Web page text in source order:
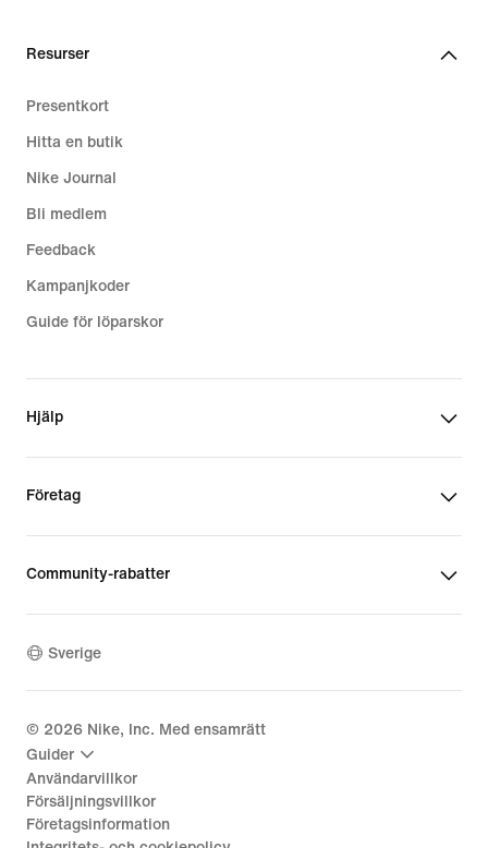
Resurser
Presentkort
Hitta en butik
Nike Journal
Bli medlem
Feedback
Kampanjkoder
Guide för löparskor
Hjälp
Företag
Community-rabatter
Sverige
© 2026 Nike, Inc. Med ensamrätt
Guider
Användarvillkor
Försäljningsvillkor
Företagsinformation